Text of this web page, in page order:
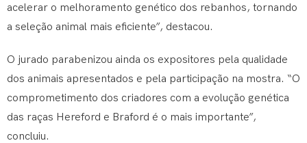
acelerar o melhoramento genético dos rebanhos, tornando
a seleção animal mais eficiente”, destacou.
O jurado parabenizou ainda os expositores pela qualidade
dos animais apresentados e pela participação na mostra. “O
comprometimento dos criadores com a evolução genética
das raças Hereford e Braford é o mais importante”,
concluiu.